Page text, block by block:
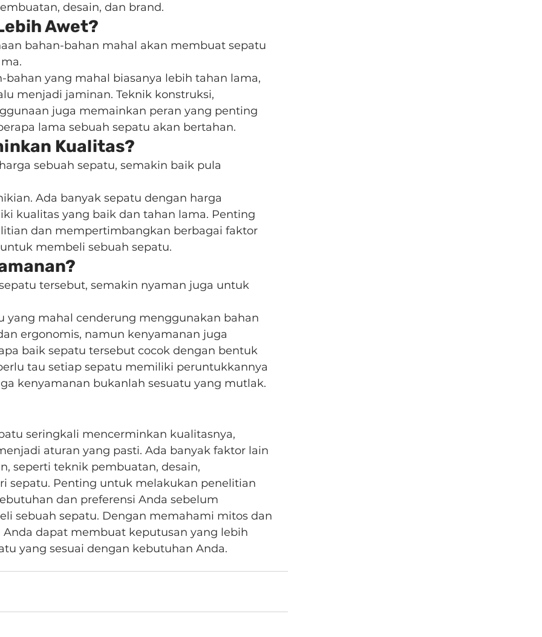
desain, dan brand.
Awet?
bahan-bahan mahal akan membuat sepatu
bahan yang mahal biasanya lebih tahan lama,
menjadi jaminan. Teknik konstruksi,
juga memainkan peran yang penting
lama sebuah sepatu akan bertahan.
Kualitas?
sebuah sepatu, semakin baik pula
Ada banyak sepatu dengan harga
kualitas yang baik dan tahan lama. Penting
dan mempertimbangkan berbagai faktor
membeli sebuah sepatu.
tersebut, semakin nyaman juga untuk
yang mahal cenderung menggunakan bahan
ergonomis, namun kenyamanan juga
baik sepatu tersebut cocok dengan bentuk
tau setiap sepatu memiliki peruntukkannya
kenyamanan bukanlah sesuatu yang mutlak.
seringkali mencerminkan kualitasnya,
aturan yang pasti. Ada banyak faktor lain
seperti teknik pembuatan, desain,
sepatu. Penting untuk melakukan penelitian
dan preferensi Anda sebelum
sebuah sepatu. Dengan memahami mitos dan
dapat membuat keputusan yang lebih
yang sesuai dengan kebutuhan Anda.